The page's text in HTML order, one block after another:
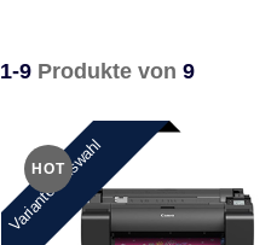
1-9Produkte von 9
Variantenauswahl
HOT